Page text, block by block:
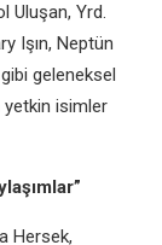
Uluşan, Yrd.
Işın, Neptün
geleneksel
isimler
Hersek,